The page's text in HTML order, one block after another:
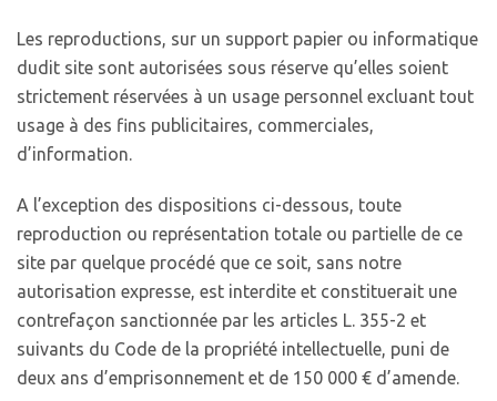
Les reproductions, sur un support papier ou informatique
dudit site sont autorisées sous réserve qu’elles soient
strictement réservées à un usage personnel excluant tout
usage à des fins publicitaires, commerciales,
d’information.
A l’exception des dispositions ci-dessous, toute
reproduction ou représentation totale ou partielle de ce
site par quelque procédé que ce soit, sans notre
autorisation expresse, est interdite et constituerait une
contrefaçon sanctionnée par les articles L. 355-2 et
suivants du Code de la propriété intellectuelle, puni de
deux ans d’emprisonnement et de 150 000 € d’amende.